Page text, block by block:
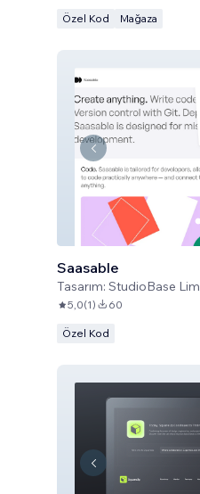
Özel Kod Mağaza
Saasable
Tasarım: StudioBase
5,0(1) 60
Özel Kod